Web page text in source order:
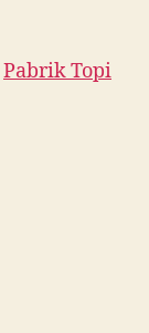
Pabrik Topi